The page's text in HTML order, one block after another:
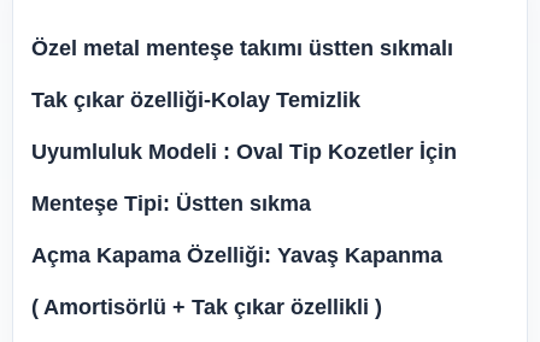
Özel metal menteşe takımı üstten sıkmalı
Tak çıkar özelliği-Kolay Temizlik
Uyumluluk Modeli : Oval Tip Kozetler İçin
Menteşe Tipi: Üstten sıkma
Açma Kapama Özelliği: Yavaş Kapanma
( Amortisörlü + Tak çıkar özellikli )